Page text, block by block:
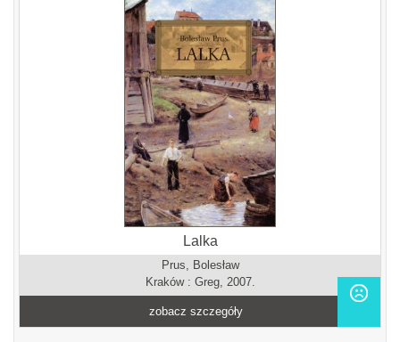
Lalka
Prus, Bolesław
Kraków : Greg, 2007.
zobacz szczegóły